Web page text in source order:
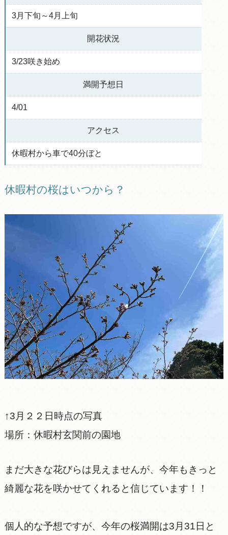
3月下旬～4月上旬
開花状況
3/23咲き始め
満開予想日
4/01
アクセス
休暇村から車で40分ぼと
​休暇村の桜はいつから？
↑3月２２日時点の写真
場所：休暇村玄関前の園地
まだ大きな花びらは見えませんが、今年もきっと
綺麗な花を咲かせてくれると信じています！！
個人的な予想ですが、今年の桜満開は3月31日と